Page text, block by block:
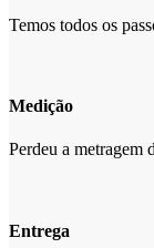
Temos todos os
Medição
Perdeu a metragem
Entrega